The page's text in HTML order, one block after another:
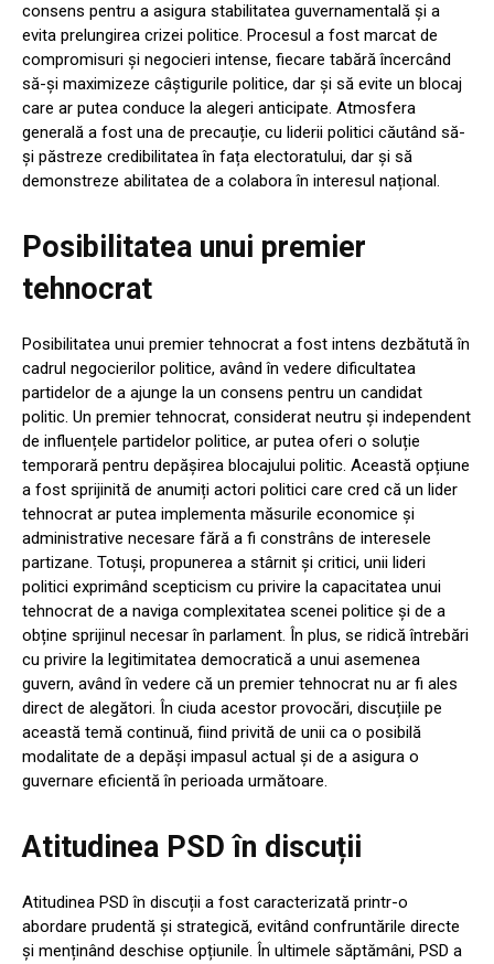
consens pentru a asigura stabilitatea guvernamentală și a
evita prelungirea crizei politice. Procesul a fost marcat de
compromisuri și negocieri intense, fiecare tabără încercând
să-și maximizeze câștigurile politice, dar și să evite un blocaj
care ar putea conduce la alegeri anticipate. Atmosfera
generală a fost una de precauție, cu liderii politici căutând să-
și păstreze credibilitatea în fața electoratului, dar și să
demonstreze abilitatea de a colabora în interesul național.
Posibilitatea unui premier
tehnocrat
Posibilitatea unui premier tehnocrat a fost intens dezbătută în
cadrul negocierilor politice, având în vedere dificultatea
partidelor de a ajunge la un consens pentru un candidat
politic. Un premier tehnocrat, considerat neutru și independent
de influențele partidelor politice, ar putea oferi o soluție
temporară pentru depășirea blocajului politic. Această opțiune
a fost sprijinită de anumiți actori politici care cred că un lider
tehnocrat ar putea implementa măsurile economice și
administrative necesare fără a fi constrâns de interesele
partizane. Totuși, propunerea a stârnit și critici, unii lideri
politici exprimând scepticism cu privire la capacitatea unui
tehnocrat de a naviga complexitatea scenei politice și de a
obține sprijinul necesar în parlament. În plus, se ridică întrebări
cu privire la legitimitatea democratică a unui asemenea
guvern, având în vedere că un premier tehnocrat nu ar fi ales
direct de alegători. În ciuda acestor provocări, discuțiile pe
această temă continuă, fiind privită de unii ca o posibilă
modalitate de a depăși impasul actual și de a asigura o
guvernare eficientă în perioada următoare.
Atitudinea PSD în discuții
Atitudinea PSD în discuții a fost caracterizată printr-o
abordare prudentă și strategică, evitând confruntările directe
și menținând deschise opțiunile. În ultimele săptămâni, PSD a